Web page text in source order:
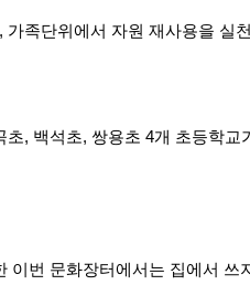
족단위에서 자원 재사용을
, 백석초, 쌍용초 4개 초등학
이번 문화장터에서는 집에서